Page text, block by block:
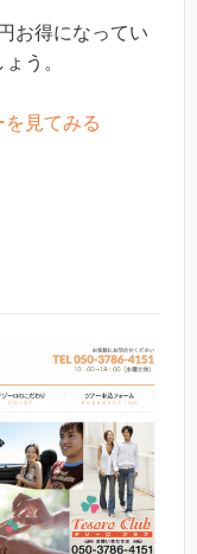
お得になってい
う。
見てみる